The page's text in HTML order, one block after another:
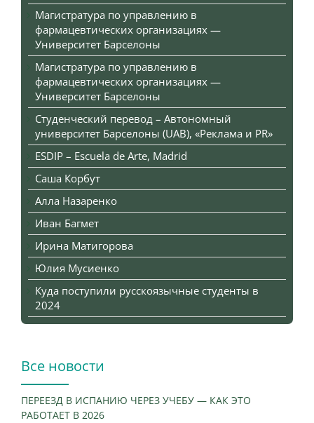
Магистратура по управлению в
фармацевтических организациях —
Университет Барселоны
Магистратура по управлению в
фармацевтических организациях —
Университет Барселоны
Студенческий перевод – Автономный
университет Барселоны (UAB), «Реклама и PR»
ESDIP – Escuela de Arte, Madrid
Саша Корбут
Алла Назаренко
Иван Багмет
Ирина Матигорова
Юлия Мусиенко
Куда поступили русскоязычные студенты в
2024
Все новости
ПЕРЕЕЗД В ИСПАНИЮ ЧЕРЕЗ УЧЕБУ — КАК ЭТО
РАБОТАЕТ В 2026